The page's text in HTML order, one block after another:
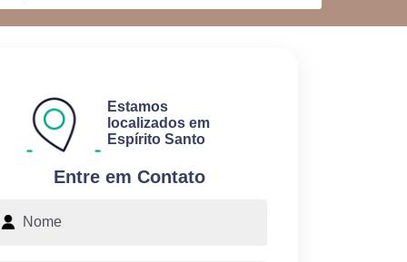
Entre em Contato
Estamos
localizados em
Espírito Santo